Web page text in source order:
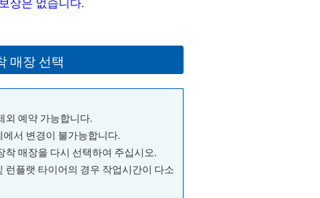
상은 없습니다.
매장 선택
외 예약 가능합니다.
서 변경이 불가능합니다.
착 매장을 다시 선택하여 주십시오.
런플랫 타이어의 경우 작업시간이 다소